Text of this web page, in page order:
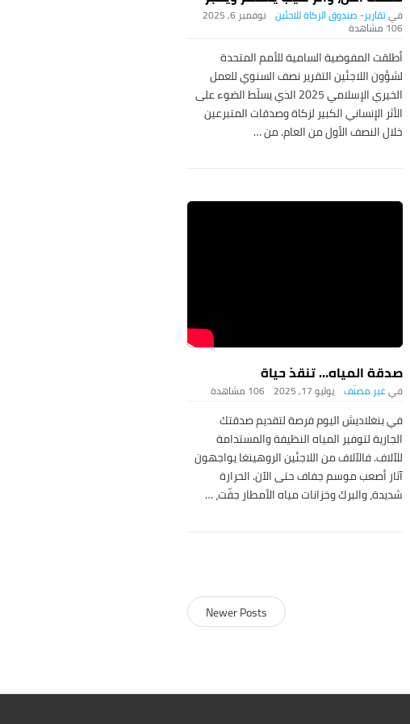
‎في تقارير- صندوق الزكاة للاجئين نوفمبر 6, 2025
106 ‎مشاهدة
أطلقت المفوضية السامية للأمم المتحدة
لشؤون اللاجئين التقرير نصف السنوي للعمل
الخيري الإسلامي 2025 الذي يسلّط الضوء على
الأثر الإنساني الكبير لزكاة وصدقات المتبرعين
خلال النصف الأول من العام. من…
صدقة المياه… تنقذ حياة
‎في غير مصنّف يوليو 17, 2025 106 ‎مشاهدة
في بنغلاديش اليوم فرصة لتقديم صدقتك
الجارية لتوفير المياه النظيفة والمستدامة
للآلاف. فالآلاف من اللاجئين الروهينغا يواجهون
آثار أصعب موسم جفاف حتى الآن. الحرارة
شديدة، والبرك وخزانات مياه الأمطار جفّت،…
Newer Posts
e